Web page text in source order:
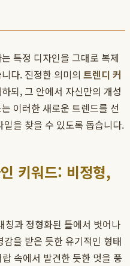
특정 디자인을 그대로 복제
다. 진정한 의미의 트렌디 커
되, 그 안에서 자신만의 개성
이러한 새로운 트렌드를 선
을 찾을 수 있도록 돕습니다.
키워드: 비정형,
과 정형화된 틀에서 벗어나
을 받은 듯한 유기적인 형태
속에서 발견한 듯한 멋을 풍